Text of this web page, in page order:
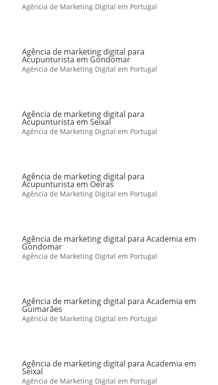
Agência de Marketing Digital em Portugal
Agência de marketing digital para
Acupunturista em Gondomar
Agência de Marketing Digital em Portugal
Agência de marketing digital para
Acupunturista em Seixal
Agência de Marketing Digital em Portugal
Agência de marketing digital para
Acupunturista em Oeiras
Agência de Marketing Digital em Portugal
Agência de marketing digital para Academia em
Gondomar
Agência de Marketing Digital em Portugal
Agência de marketing digital para Academia em
Guimarães
Agência de Marketing Digital em Portugal
Agência de marketing digital para Academia em
Seixal
Agência de Marketing Digital em Portugal